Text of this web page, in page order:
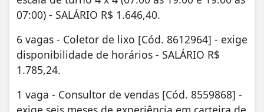
07:00) - SALÁRIO R$ 1.646,40.
6 vagas - Coletor de lixo [Cód. 8612964] - exige
disponibilidade de horários - SALÁRIO R$
1.785,24.
1 vaga - Consultor de vendas [Cód. 8559868] -